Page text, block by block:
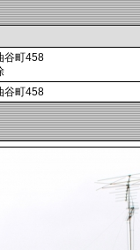
谷町458
谷町458